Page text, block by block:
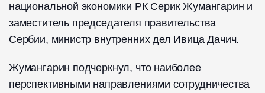
национальной экономики РК Серик Жумангарин и
заместитель председателя правительства
Сербии, министр внутренних дел Ивица Дачич.
Жумангарин подчеркнул, что наиболее
перспективными направлениями сотрудничества